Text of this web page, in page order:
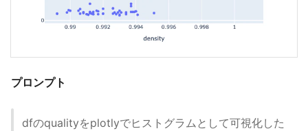
プロンプト
dfのqualityをplotlyでヒストグラムとして可視化した